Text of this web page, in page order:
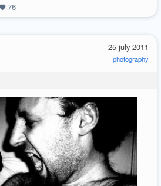
76
25 july 2011
photography